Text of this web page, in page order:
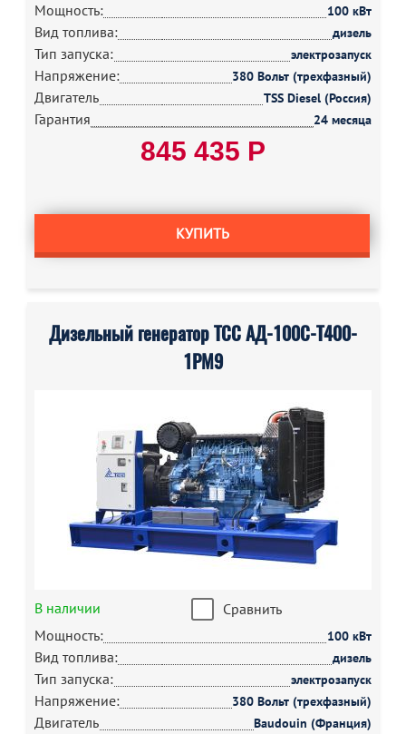
Мощность:
100 кВт
Вид топлива: дизель
Тип запуска: электрозапуск
Напряжение: 380 Вольт (трехфазный)
Двигатель TSS Diesel (Россия)
Гарантия 24 месяца
845 435 Р
КУПИТЬ
Дизельный генератор ТСС АД-100С-Т400-
1РМ9
В наличии
Сравнить
Мощность:
100 кВт
Вид топлива: дизель
Тип запуска: электрозапуск
Напряжение: 380 Вольт (трехфазный)
Двигатель Baudouin (Франция)